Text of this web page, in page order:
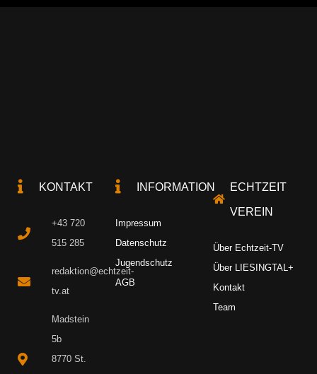
KONTAKT
+43 720
515 285
redaktion@echtzeit-
tv.at
Madstein
5b
8770 St.
INFORMATION
Impressum
Datenschutz
Jugendschutz
AGB
ECHTZEIT
VEREIN
Über Echtzeit-TV
Über LIESINGTAL+
Kontakt
Team